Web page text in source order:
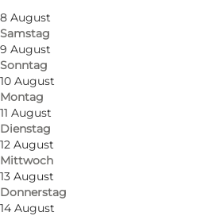
8 August
Samstag
9 August
Sonntag
10 August
Montag
11 August
Dienstag
12 August
Mittwoch
13 August
Donnerstag
14 August
Route anzeigen
Frederiksborg Slot 10